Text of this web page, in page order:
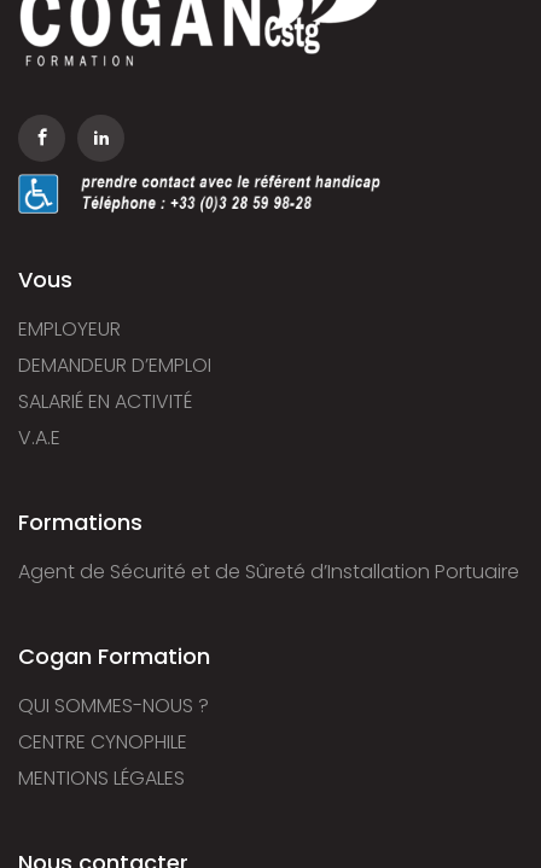
Vous
EMPLOYEUR
DEMANDEUR D’EMPLOI
SALARIÉ EN ACTIVITÉ
V.A.E
Formations
Agent de Sécurité et de Sûreté d’Installation Portuaire
Cogan Formation
QUI SOMMES-NOUS ?
CENTRE CYNOPHILE
MENTIONS LÉGALES